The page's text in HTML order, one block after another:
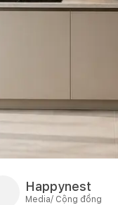
Happynest
Media/ Cộng đồng